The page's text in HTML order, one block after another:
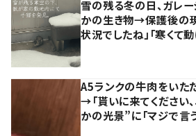
雪の残る冬の日、ガレ
かの生き物→保護後の
状況でしたね」「寒くて
A5ランクの牛肉をいた
→「貰いに来てください
かの光景”に「マジで言